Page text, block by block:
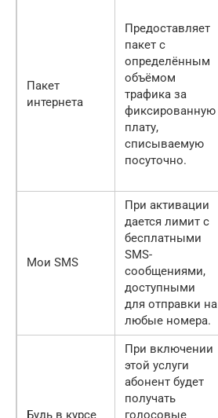
Пакет
интернета
Предоставляет
пакет с
определённым
объёмом
трафика за
фиксированную
плату,
списываемую
посуточно.
Мои SMS
При активации
дается лимит с
бесплатными
SMS-
сообщениями,
доступными
для отправки на
любые номера.
Будь в курсе
При включении
этой услуги
абонент будет
получать
голосовые